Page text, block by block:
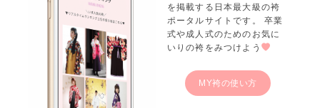
を掲載する日本最大級の袴
ポータルサイトです。 卒業
式や成人式のためのお気に
いりの袴をみつけよう
MY袴の使い方